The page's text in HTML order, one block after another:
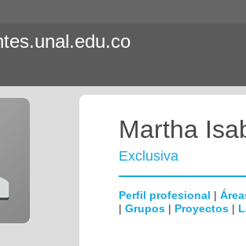
Martha
Exclusiva
Perfil profesional |
| Grupos | Proyectos |